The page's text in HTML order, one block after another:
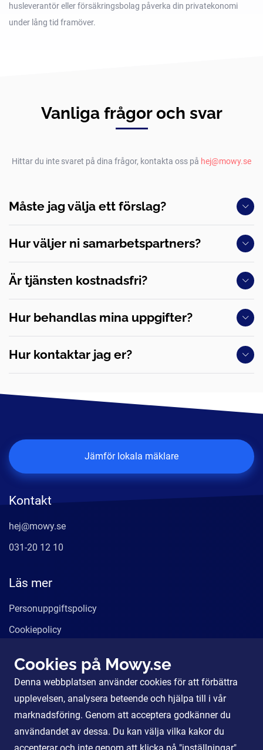
husleverantör eller försäkringsbolag påverka din privatekonomi
under lång tid framöver.
Vanliga frågor och svar
Hittar du inte svaret på dina frågor, kontakta oss på hej@mowy.se
Måste jag välja ett förslag?
Hur väljer ni samarbetspartners?
Är tjänsten kostnadsfri?
Hur behandlas mina uppgifter?
Hur kontaktar jag er?
Kontakt
hej@mowy.se
031-20 12 10
Läs mer
Personuppgiftspolicy
Cookiepolicy
Våra tjänster
För Partners
Jämför lokala mäklare
Cookies på Mowy.se
Denna webbplatsen använder cookies för att förbättra
upplevelsen, analysera beteende och hjälpa till i vår
marknadsföring. Genom att acceptera godkänner du
användandet av dessa. Du kan välja vilka kakor du